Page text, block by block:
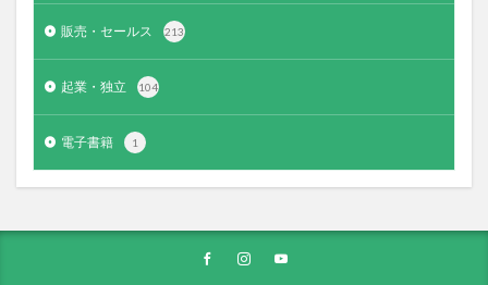
販売・セールス 213
起業・独立 104
電子書籍 1